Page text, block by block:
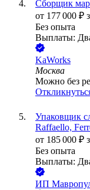
Сборщик
от 177 000 ₽
Без опыта
Выплаты:
KaWorks
Москва
Можно без
Упаковщик
Raffaello,
от 185 000 ₽
Без опыта
Выплаты:
ИП